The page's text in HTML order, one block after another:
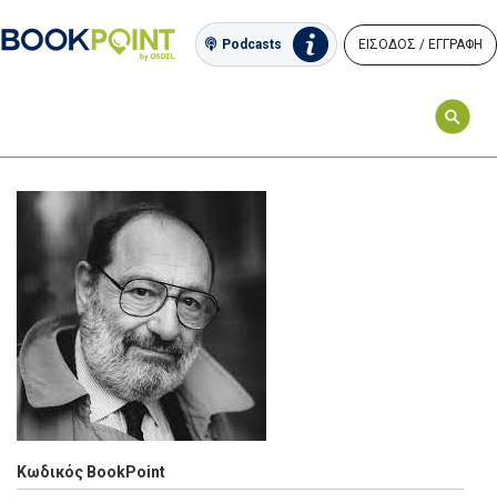
Podcasts ΕΙΣΟΔΟΣ / ΕΓΓΡΑΦΗ
Κωδικός BookPoint